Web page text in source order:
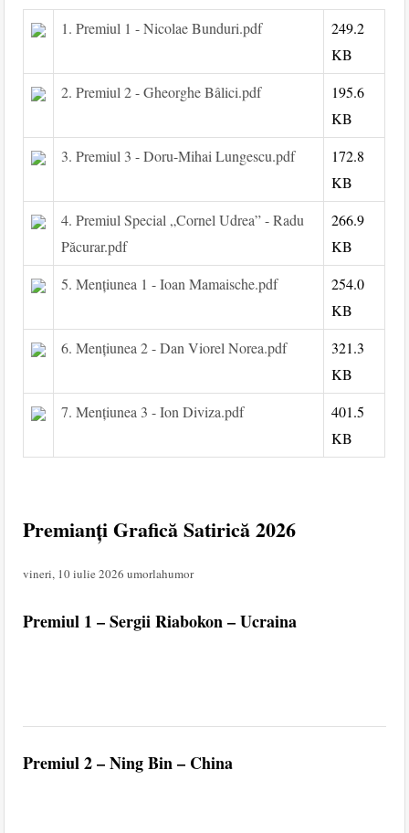
1. Premiul 1 - Nicolae Bunduri.pdf
249.2
KB
2. Premiul 2 - Gheorghe Bâlici.pdf
195.6
KB
3. Premiul 3 - Doru-Mihai Lungescu.pdf
172.8
KB
4. Premiul Special „Cornel Udrea” - Radu
Păcurar.pdf
266.9
KB
5. Mențiunea 1 - Ioan Mamaische.pdf
254.0
KB
6. Mențiunea 2 - Dan Viorel Norea.pdf
321.3
KB
7. Mențiunea 3 - Ion Diviza.pdf
401.5
KB
Premianți Grafică Satirică 2026
vineri, 10 iulie 2026 umorlahumor
Premiul 1 – Sergii Riabokon – Ucraina
Premiul 2 – Ning Bin – China